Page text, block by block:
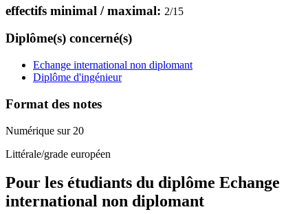
effectifs minimal / maximal: 2/15
Diplôme(s) concerné(s)
Echange international non diplomant
Diplôme d'ingénieur
Format des notes
Numérique sur 20
Littérale/grade européen
Pour les étudiants du diplôme Echange
international non diplomant